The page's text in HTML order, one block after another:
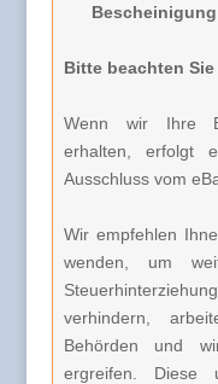
Bitte beachten Sie
Wenn wir Ihre
erhalten, erfolgt
Ausschluss vom
Wir empfehlen
wenden, um
verhindern,
Behörden und
ergreifen. Diese